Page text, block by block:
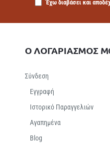
Έχω διαβάσει και
Ο ΛΟΓΑΡΙΑΣΜΟΣ
Σύνδεση
Εγγραφή
Ιστορικό Παραγγελιών
Αγαπημένα
Βlog